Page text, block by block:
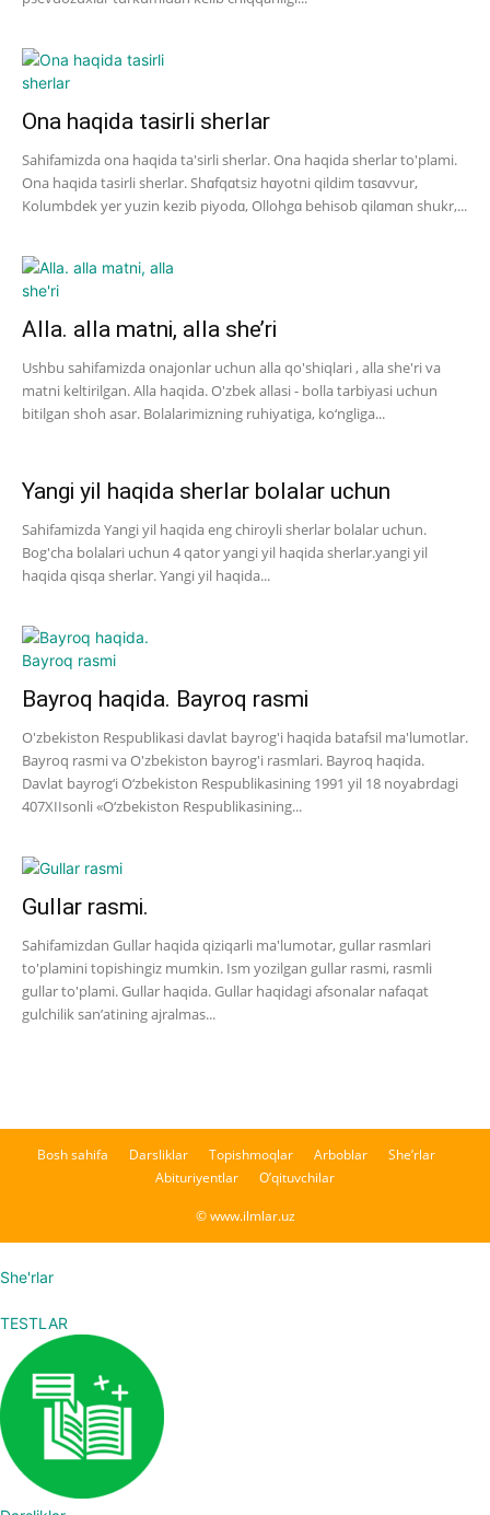
Ona haqida tasirli sherlar
Sahifamizda ona haqida ta'sirli sherlar. Ona haqida sherlar to'plami.
Ona haqida tasirli sherlar. Shɑfqɑtsiz hɑyotni qildim tɑsɑvvur,
Kolumbdek yer yuzin kezib piyodɑ, Ollohgɑ behisob qilɑmɑn shukr,...
Alla. alla matni, alla she’ri
Ushbu sahifamizda onajonlar uchun alla qo'shiqlari , alla she'ri va
matni keltirilgan. Alla haqida. O'zbek allasi - bolla tarbiyasi uchun
bitilgan shoh asar. Bolalarimizning ruhiyatiga, ko‘ngliga...
Yangi yil haqida sherlar bolalar uchun
Sahifamizda Yangi yil haqida eng chiroyli sherlar bolalar uchun.
Bog'cha bolalari uchun 4 qator yangi yil haqida sherlar.yangi yil
haqida qisqa sherlar. Yangi yil haqida...
Bayroq haqida. Bayroq rasmi
O'zbekiston Respublikasi davlat bayrog'i haqida batafsil ma'lumotlar.
Bayroq rasmi va O'zbekiston bayrog'i rasmlari. Bayroq haqida.
Davlat bayrog‘i O‘zbekiston Respublikasining 1991 yil 18 noyabrdagi
407­XII­sonli «O‘zbekiston Respublikasining...
Gullar rasmi.
Sahifamizdan Gullar haqida qiziqarli ma'lumotar, gullar rasmlari
to'plamini topishingiz mumkin. Ism yozilgan gullar rasmi, rasmli
gullar to'plami. Gullar haqida. Gullar haqidagi afsonalar nafaqat
gulchilik san’atining ajralmas...
Bosh sahifa Darsliklar Topishmoqlar Arboblar
She’rlar
Abituriyentlar
O’qituvchilar
© www.ilmlar.uz
She'rlar
TESTLAR